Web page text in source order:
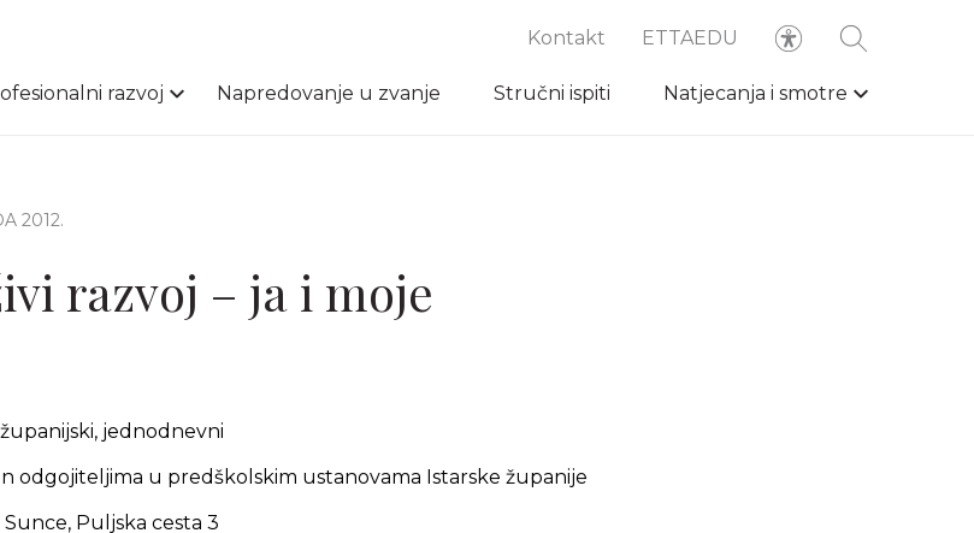
Kontakt ETTAEDU
razvoj Napredovanje u zvanje Stručni ispiti Natjecanja i smotre
2012.
razvoj – ja i moje
županijski, jednodnevni
odgojiteljima u predškolskim ustanovama Istarske županije
Sunce, Puljska cesta 3